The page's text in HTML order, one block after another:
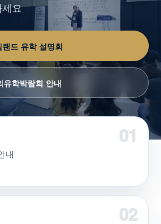
요
랜드 유학 설명회
유학박람회 안내
내